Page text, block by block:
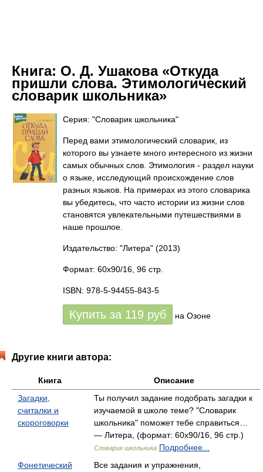
Книга: О. Д. Ушакова «Откуда
пришли слова. Этимологический
словарик школьника»
Серия: "Словарик школьника"
Перед вами этимологический словарик, из
которого вы узнаете много интересного из жизни
самых обычных слов. Этимология - раздел науки
о языке, исследующий происхождение слов
разных языков. На примерах из этого словарика
вы убедитесь, что часто истории из жизни слов
становятся увлекательными путешествиями в
наше прошлое.
Издательство: "Литера" (2013)
Формат: 60x90/16, 96 стр.
ISBN: 978-5-94455-843-5
Купить за 119 руб на Озоне
Другие книги автора:
Книга
Описание
Загадки,
считалки и
скороговорки
Ты получил задание подобрать загадки к
изучаемой в школе теме? "Словарик
школьника" поможет тебе справиться…
— Литера, (формат: 60x90/16, 96 стр.)
Словарик школьника Подробнее...
Фонетический
Все задания и упражнения,